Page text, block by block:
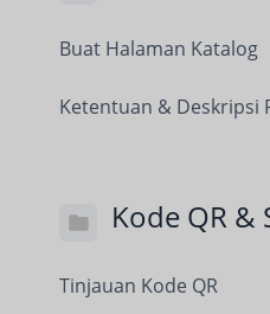
Buat Halaman Katalog
Ketentuan & Deskripsi
Kode QR &
Tinjauan Kode QR